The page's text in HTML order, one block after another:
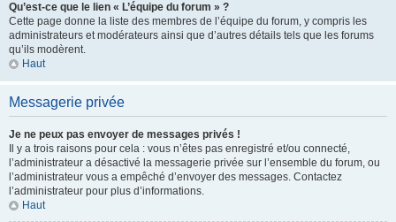
Qu’est-ce que le lien « L’équipe du forum » ?
Cette page donne la liste des membres de l’équipe du forum, y compris les
administrateurs et modérateurs ainsi que d’autres détails tels que les forums
qu’ils modèrent.
Haut
Messagerie privée
Je ne peux pas envoyer de messages privés !
Il y a trois raisons pour cela : vous n’êtes pas enregistré et/ou connecté,
l’administrateur a désactivé la messagerie privée sur l’ensemble du forum, ou
l’administrateur vous a empêché d’envoyer des messages. Contactez
l’administrateur pour plus d’informations.
Haut